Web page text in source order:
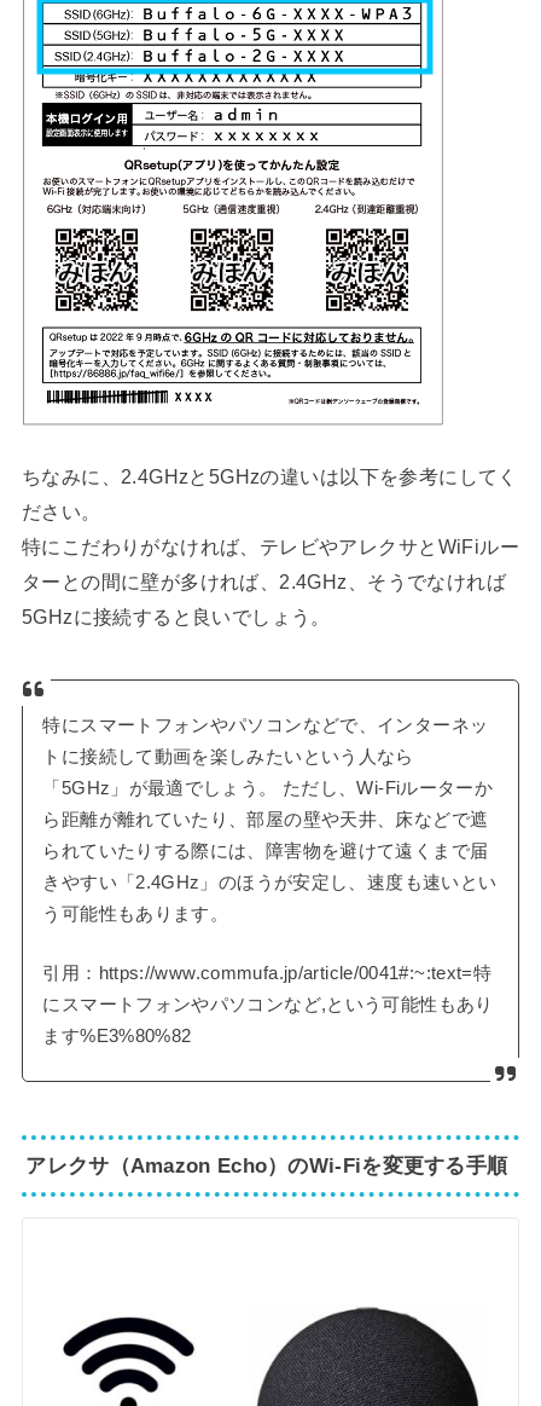
ちなみに、2.4GHzと5GHzの違いは以下を参考にしてく
ださい。
特にこだわりがなければ、テレビやアレクサとWiFiルー
ターとの間に壁が多ければ、2.4GHz、そうでなければ
5GHzに接続すると良いでしょう。
特にスマートフォンやパソコンなどで、インターネッ
トに接続して動画を楽しみたいという人なら
「5GHz」が最適でしょう。 ただし、Wi-Fiルーターか
ら距離が離れていたり、部屋の壁や天井、床などで遮
られていたりする際には、障害物を避けて遠くまで届
きやすい「2.4GHz」のほうが安定し、速度も速いとい
う可能性もあります。
引用：https://www.commufa.jp/article/0041#:~:text=特
にスマートフォンやパソコンなど,という可能性もあり
ます%E3%80%82
アレクサ（Amazon Echo）のWi-Fiを変更する手順